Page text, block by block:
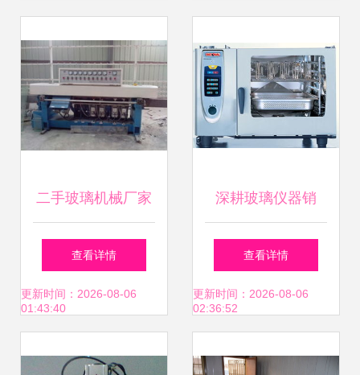
二手玻璃机械厂家
直销
查看详情
更新时间：2026-08-06
01:43:40
深耕玻璃仪器销
售，点亮实验室精
密世界——北京丰
查看详情
更新时间：2026-08-06
02:36:52